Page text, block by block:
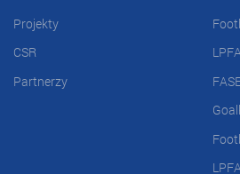
Projekty
CSR
Partnerzy